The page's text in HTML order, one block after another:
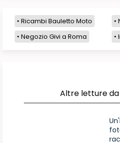
Ricambi Bauletto Moto
Negozio Givi a Roma
Altre letture da